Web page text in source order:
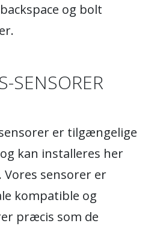
og bolt
SENSORER
er tilgængelige
kan installeres her
Vores sensorer er
kompatible og
præcis som de